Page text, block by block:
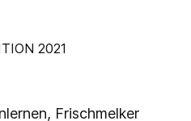
Frischmelker